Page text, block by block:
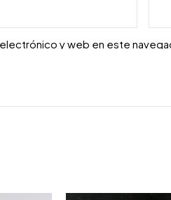
y web en este